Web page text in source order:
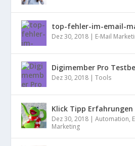
top-fehler-im-email-
Dez 30, 2018 | E-Mail
Digimember Pro
Dez 30, 2018 |Tools
Klick Tipp Erfahrungen
Dez 30, 2018 |Automation,
Marketing